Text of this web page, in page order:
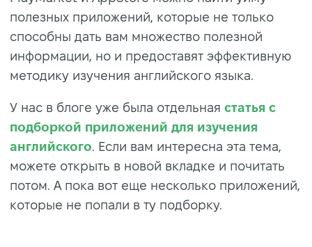
полезных приложений, которые не только
способны дать вам множество полезной
информации, но и предоставят эффективную
методику изучения английского языка.
У нас в блоге уже была отдельная статья с
подборкой приложений для изучения
английского . Если вам интересна эта тема,
можете открыть в новой вкладке и почитать
потом. А пока вот еще несколько приложений,
которые не попали в ту подборку.